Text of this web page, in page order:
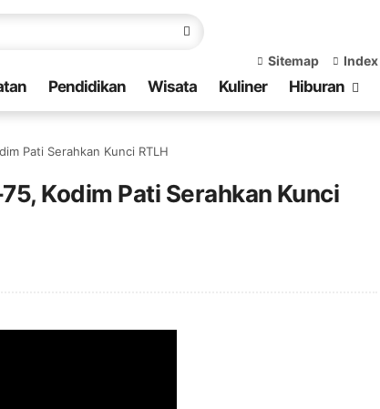
Sitemap Index
Pendidikan Wisata Kuliner Hiburan
Pati Serahkan Kunci RTLH
Kodim Pati Serahkan Kunci